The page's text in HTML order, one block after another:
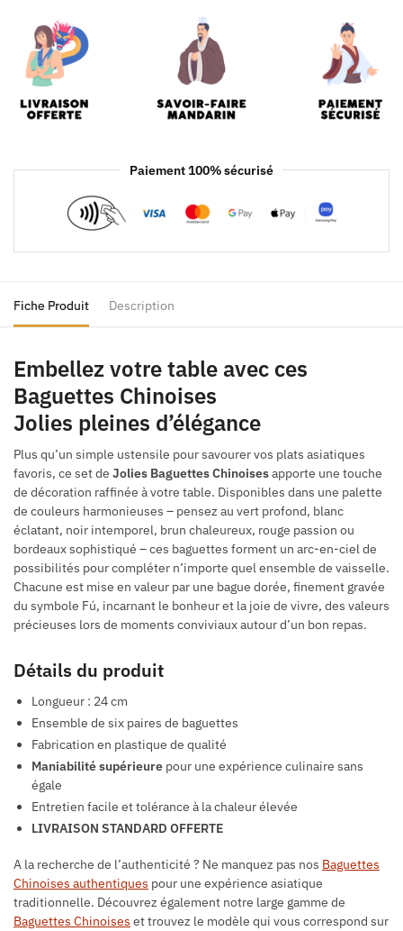
Paiement 100% sécurisé
Fiche Produit Description
Embellez votre table avec ces
Baguettes Chinoises
Jolies pleines d’élégance
Plus qu’un simple ustensile pour savourer vos plats asiatiques
favoris, ce set de Jolies Baguettes Chinoisesapporte une touche
de décoration raffinée à votre table. Disponibles dans une palette
de couleurs harmonieuses – pensez au vert profond, blanc
éclatant, noir intemporel, brun chaleureux, rouge passion ou
bordeaux sophistiqué – ces baguettes forment un arc-en-ciel de
possibilités pour compléter n’importe quel ensemble de vaisselle.
Chacune est mise en valeur par une bague dorée, finement gravée
du symbole Fú, incarnant le bonheur et la joie de vivre, des valeurs
précieuses lors de moments conviviaux autour d’un bon repas.
Détails du produit
Longueur : 24 cm
Ensemble de six paires de baguettes
Fabrication en plastique de qualité
Maniabilité supérieure pour une expérience culinaire sans
égale
Entretien facile et tolérance à la chaleur élevée
LIVRAISON STANDARD OFFERTE
A la recherche de l’authenticité ? Ne manquez pas nos Baguettes
Chinoises authentiques pour une expérience asiatique
traditionnelle. Découvrez également notre large gamme de
Baguettes Chinoises et trouvez le modèle qui vous correspond sur